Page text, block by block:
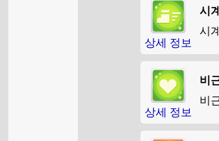
상세 정보
시
시
상세 정보
비
비